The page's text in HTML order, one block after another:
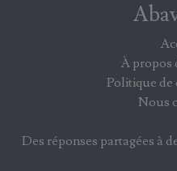
À propos
Politique
Nous
Des réponses partagées à